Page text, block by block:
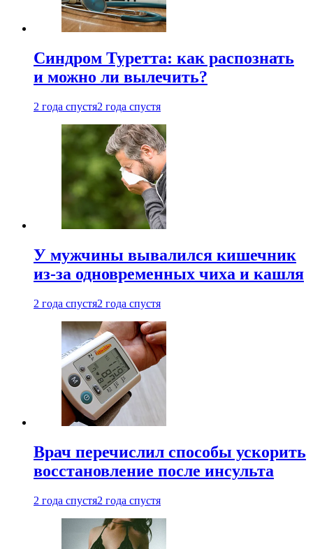
Синдром Туретта: как распознать
и можно ли вылечить?
2 года спустя2 года спустя
У мужчины вывалился кишечник
из-за одновременных чиха и кашля
2 года спустя2 года спустя
Врач перечислил способы ускорить
восстановление после инсульта
2 года спустя2 года спустя